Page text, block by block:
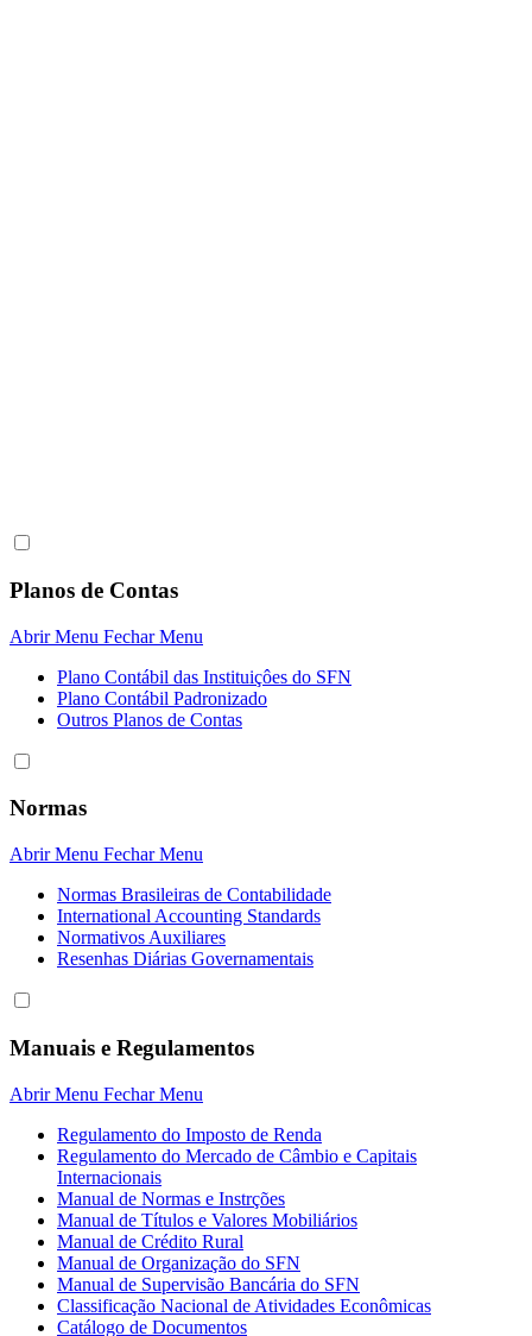
Planos de Contas
Abrir Menu Fechar Menu
Plano Contábil das Instituiçôes do SFN
Plano Contábil Padronizado
Outros Planos de Contas
Normas
Abrir Menu Fechar Menu
Normas Brasileiras de Contabilidade
International Accounting Standards
Normativos Auxiliares
Resenhas Diárias Governamentais
Manuais e Regulamentos
Abrir Menu Fechar Menu
Regulamento do Imposto de Renda
Regulamento do Mercado de Câmbio e Capitais
Internacionais
Manual de Normas e Instrções
Manual de Títulos e Valores Mobiliários
Manual de Crédito Rural
Manual de Organização do SFN
Manual de Supervisão Bancária do SFN
Classificação Nacional de Atividades Econômicas
Catálogo de Documentos